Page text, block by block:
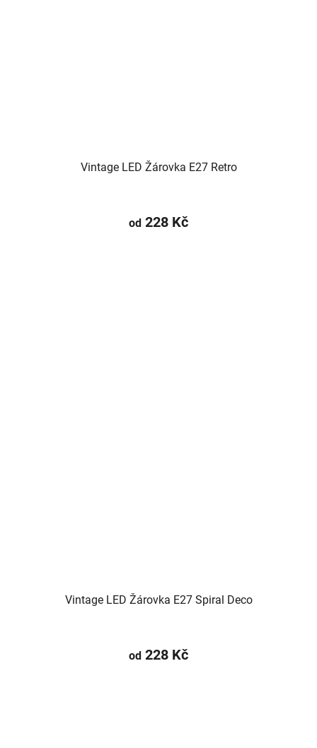
Vintage LED Žárovka E27 Retro
od 228 Kč
Vintage LED Žárovka E27 Spiral Deco
od 228 Kč